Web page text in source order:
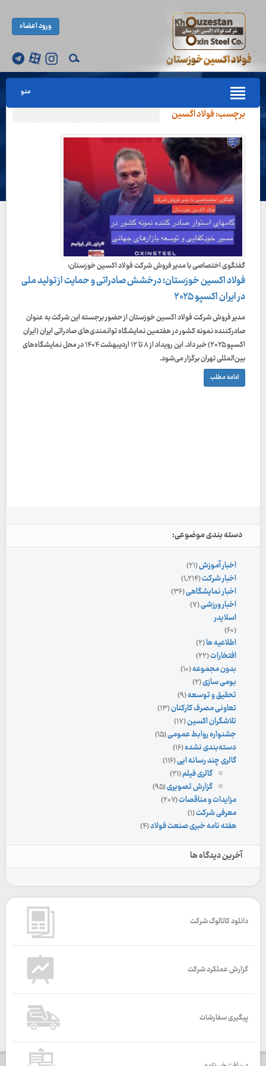
ورود اعضاء
منو
برچسب:فولاد اگسین
گفتگوی اختصاصی با مدیر فروش شرکت فولاد اکسین خوزستان:
فولاد اکسین خوزستان؛ درخشش صادراتی و حمایت از تولید ملی
در ایران اکسپو ۲۰۲۵
مدیر فروش شرکت فولاد اکسین خوزستان از حضور برجسته این شرکت به عنوان
صادرکننده نمونه کشور در هفتمین نمایشگاه توانمندی‌های صادراتی ایران (ایران
اکسپو ۲۰۲۵) خبر داد. این رویداد از ۸ تا ۱۲ اردیبهشت ۱۴۰۴ در محل نمایشگاه‌های
بین‌المللی تهران برگزار می‌شود.
ادامه مطلب
دسته بندی موضوعی:
اخبار آموزش(۲۱)
اخبار شرکت(۱,۲۱۴)
اخبار نمایشگاهی(۳۶)
اخبار ورزشی(۷)
اسلایدر
(۶۰)
اطلاعیه ها(۲)
افتخارات(۲۲)
بدون مجموعه(۱۰)
بومی سازی(۲)
تحقیق و توسعه(۹)
تعاونی مصرف کارکنان(۱۳)
تلاشگران اکسین(۱۷)
جشنواره روابط عمومی(۱۵)
دسته‌بندی نشده(۱۶)
گالری چند رسانه ایی(۱۱۶)
گالری فیلم(۲۱)
گزارش تصویری(۹۵)
مزایدات و مناقصات(۲۰۷)
معرفی شرکت(۱)
هفته نامه خبری صنعت فولاد(۴)
آخرین دیدگاه ها
دانلود کاتالوگ شرکت
گزارش عملکرد شرکت
پیگیری سفارشات